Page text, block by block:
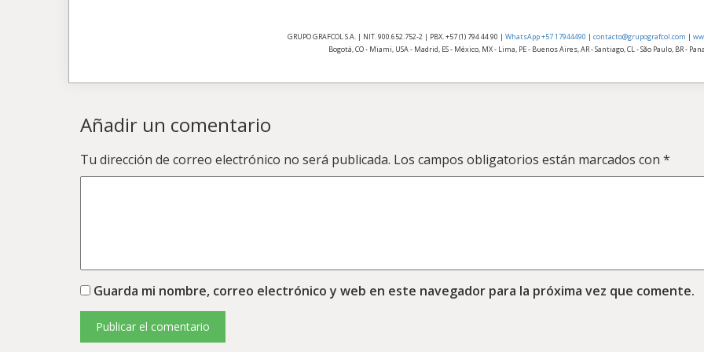
GRUPO GRAFCOL S.A. | NIT. 900.652.752-2 | PBX. +57 (1) 794 44 90 | WhatsApp +57 17944490 | contacto@grupografcol.com |
Bogotá, CO - Miami, USA - Madrid, ES - México, MX - Lima, PE - Buenos Aires, AR - Santiago, CL - São Paulo, BR -
Añadir un comentario
Tu dirección de correo electrónico no será publicada. Los campos obligatorios están marcados con *
Guarda mi nombre, correo electrónico y web en este navegador para la próxima vez que comente.